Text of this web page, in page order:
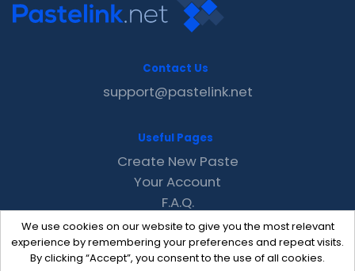
We use cookies on our website to give you the most relevant
experience by remembering your preferences and repeat visits.
By clicking “Accept”, you consent to the use of all cookies.
Contact Us
support@pastelink.net
Useful Pages
Create New Paste
Your Account
F.A.Q.
Recent
Contact